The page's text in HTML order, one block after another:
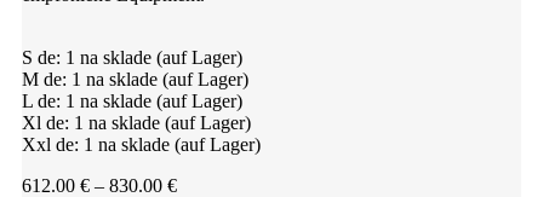
S de: 1 na sklade (auf Lager)
M de: 1 na sklade (auf Lager)
L de: 1 na sklade (auf Lager)
Xl de: 1 na sklade (auf Lager)
Xxl de: 1 na sklade (auf Lager)
612.00 € – 830.00 €Preisspanne: